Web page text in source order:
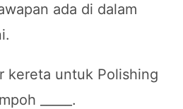
ada di dalam
kereta untuk Polishing
_____.